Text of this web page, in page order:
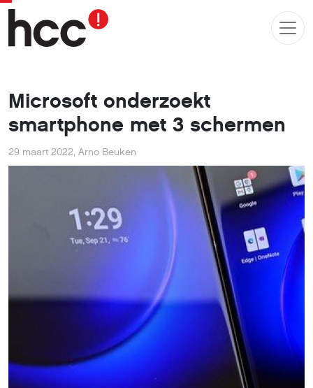
Microsoft onderzoekt
smartphone met 3 schermen
29 maart 2022, Arno Beuken